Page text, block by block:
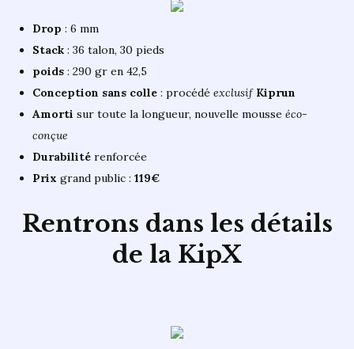
Drop : 6 mm
Stack : 36 talon, 30 pieds
poids : 290 gr en 42,5
Conception sans colle : procédé exclusif Kiprun
Amorti sur toute la longueur, nouvelle mousse éco-
conçue
Durabilité renforcée
Prix grand public : 119€
Rentrons dans les détails
de la KipX